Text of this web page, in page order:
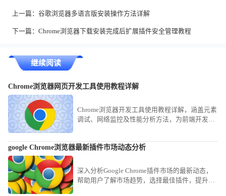
上一篇： 谷歌浏览器多语言版安装操作方法详解
下一篇： Chrome浏览器下载安装完成后扩展插件安全管理教程
继续阅读
Chrome浏览器网页开发工具使用教程详解
Chrome浏览器开发工具使用教程详解，涵盖元素
调试、网络监控及性能分析方法，为前端开发者
google Chrome浏览器最新插件市场动态分析
深入分析Google Chrome插件市场的最新动态，
帮助用户了解市场趋势，选择最佳插件，提升浏